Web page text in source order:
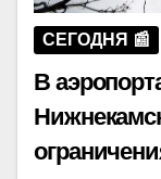
СЕГОДНЯ 📰
В